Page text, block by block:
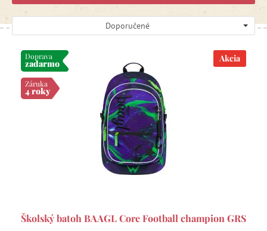
Doporučené
Doprava
zadarmo
Záruka
4 roky
Akcia
Školský batoh BAAGL Core Football champion GRS